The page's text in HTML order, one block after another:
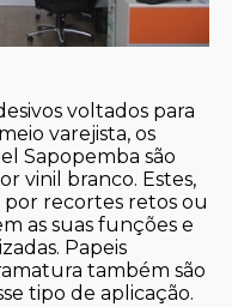
voltados para
varejista, os
Sapopemba são
vinil branco. Estes,
por recortes retos ou
as suas funções e
Papeis
também são
tipo de aplicação.